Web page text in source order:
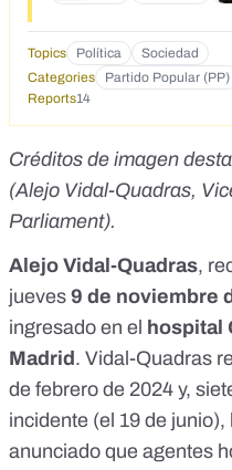
Topics Política Sociedad
Categories
Partido Popular (PP)
Reports14
Créditos de imagen
(Alejo Vidal-Quadras,
Parliament).
Alejo Vidal-Quadras,
jueves 9 de noviembre
ingresado en el hospital
Madrid . Vidal-Quadras
de febrero de 2024 y,
incidente (el 19 de junio),
anunciado que agentes